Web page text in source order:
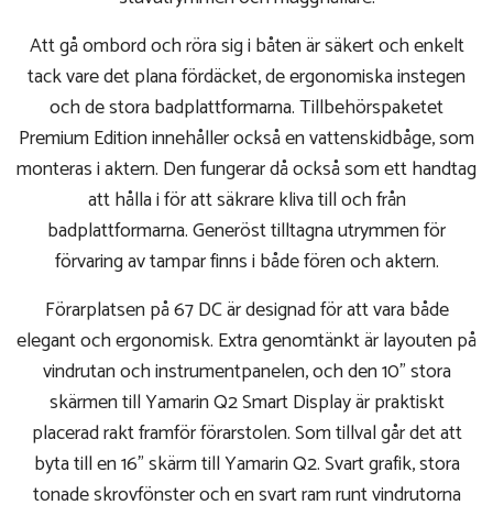
Att gå ombord och röra sig i båten är säkert och enkelt
tack vare det plana fördäcket, de ergonomiska instegen
och de stora badplattformarna. Tillbehörspaketet
Premium Edition innehåller också en vattenskidbåge, som
monteras i aktern. Den fungerar då också som ett handtag
att hålla i för att säkrare kliva till och från
badplattformarna. Generöst tilltagna utrymmen för
förvaring av tampar finns i både fören och aktern.
Förarplatsen på 67 DC är designad för att vara både
elegant och ergonomisk. Extra genomtänkt är layouten på
vindrutan och instrumentpanelen, och den 10” stora
skärmen till Yamarin Q2 Smart Display är praktiskt
placerad rakt framför förarstolen. Som tillval går det att
byta till en 16” skärm till Yamarin Q2. Svart grafik, stora
tonade skrovfönster och en svart ram runt vindrutorna